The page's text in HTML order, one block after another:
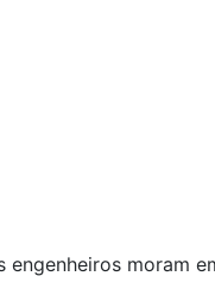
engenheiros moram